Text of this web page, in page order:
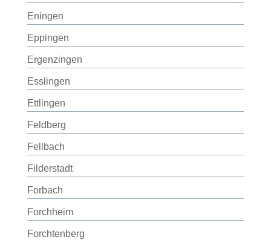
Eningen
Eppingen
Ergenzingen
Esslingen
Ettlingen
Feldberg
Fellbach
Filderstadt
Forbach
Forchheim
Forchtenberg